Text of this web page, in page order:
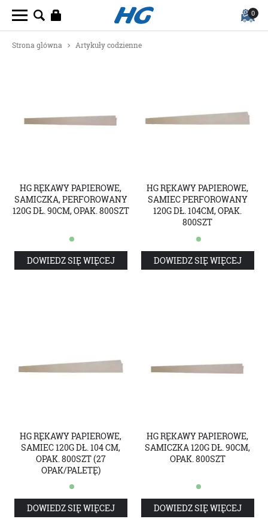
0
Strona glówna Artykuły codzienne
HG RĘKAWY PAPIEROWE,
SAMICZKA, PERFOROWANY
120G DŁ. 90CM, OPAK. 800SZT
DOWIEDZ SIĘ WIĘCEJ
HG RĘKAWY PAPIEROWE,
SAMIEC PERFOROWANY
120G DŁ. 104CM, OPAK.
800SZT
DOWIEDZ SIĘ WIĘCEJ
HG RĘKAWY PAPIEROWE,
SAMIEC 120G DŁ. 104 CM,
OPAK. 800SZT (27
OPAK/PALETĘ)
DOWIEDZ SIĘ WIĘCEJ
HG RĘKAWY PAPIEROWE,
SAMICZKA 120G DŁ. 90CM,
OPAK. 800SZT
DOWIEDZ SIĘ WIĘCEJ